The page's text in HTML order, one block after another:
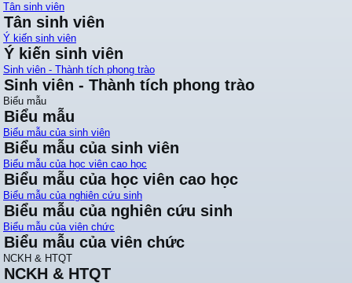
Tân sinh viên
Tân sinh viên
Ý kiến sinh viên
Ý kiến sinh viên
Sinh viên - Thành tích phong trào
Sinh viên - Thành tích phong trào
Biểu mẫu
Biểu mẫu
Biểu mẫu của sinh viên
Biểu mẫu của sinh viên
Biểu mẫu của học viên cao học
Biểu mẫu của học viên cao học
Biểu mẫu của nghiên cứu sinh
Biểu mẫu của nghiên cứu sinh
Biểu mẫu của viên chức
Biểu mẫu của viên chức
NCKH & HTQT
NCKH & HTQT